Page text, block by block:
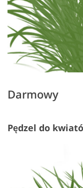
Darmowy